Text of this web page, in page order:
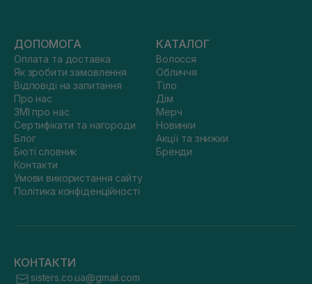
ДОПОМОГА
Оплата та доставка
Як зробити замовлення
Відповіді на запитання
Про нас
ЗМІ про нас
Сертифікати та нагороди
Блог
Бюті словник
Контакти
Умови використання сайту
Політика конфіденційності
КАТАЛОГ
Волосся
Обличчя
Тіло
Дім
Мерч
Новинки
Акції та знижки
Бренди
КОНТАКТИ
sisters.co.ua@gmail.com